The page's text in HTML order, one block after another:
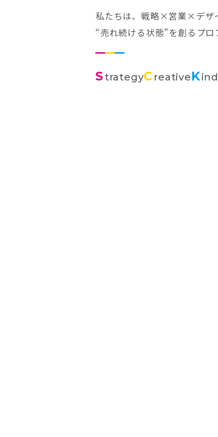
私たちは、戦略×営業×デザ
“売れ続ける状態”を創るプ
S trategyC reativeK